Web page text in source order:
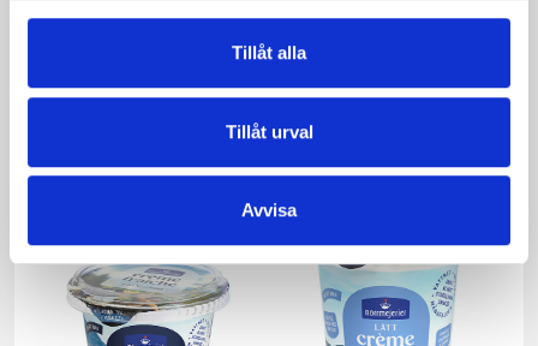
Tillåt alla
Tillåt urval
Avvisa
KRAV 500g